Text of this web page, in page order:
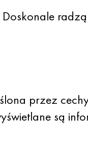
przez
są